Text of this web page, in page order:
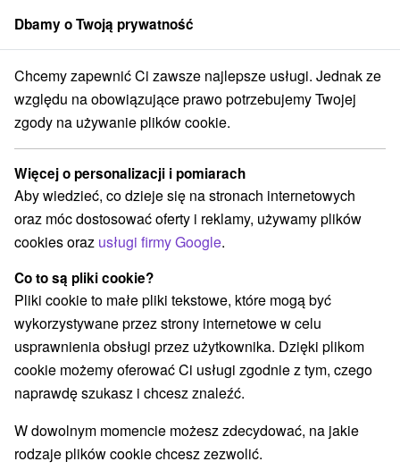
członek grupySorger
kraj Banská Štiavnica Nowy zamek Banská Štiavnica
Nowy zamek Banská Štiavnica
Wyświetl stronę internetową Przejdź do
+421 45 691 15 43
novyzamok@muzeumbs.sk
Facebook
Opinii Google
Novozámocká 22
969 01 Banská Štiavnica
GPS:
N +48° 27' 20.87''
E +18° 53' 46.11''
Dbamy o Twoją prywatność
Chcemy zapewnić Ci zawsze najlepsze usługi. Jednak ze
względu na obowiązujące prawo potrzebujemy Twojej
zgody na używanie plików cookie.
Więcej o personalizacji i pomiarach
Aby wiedzieć, co dzieje się na stronach internetowych
oraz móc dostosować oferty i reklamy, używamy plików
cookies oraz usługi firmy Google.
Co to są pliki cookie?
Pliki cookie to małe pliki tekstowe, które mogą być
wykorzystywane przez strony internetowe w celu
usprawnienia obsługi przez użytkownika. Dzięki plikom
cookie możemy oferować Ci usługi zgodnie z tym, czego
naprawdę szukasz i chcesz znaleźć.
W dowolnym momencie możesz zdecydować, na jakie
rodzaje plików cookie chcesz zezwolić.